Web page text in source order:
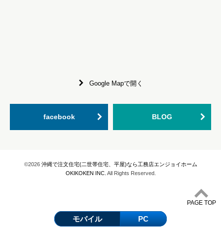
Google Mapで開く
facebook BLOG
©2026 沖縄で注文住宅(二世帯住宅、平屋)なら工務店エンジョイホーム
OKIKOKEN INC. All Rights Reserved.
PAGE TOP
モバイル PC